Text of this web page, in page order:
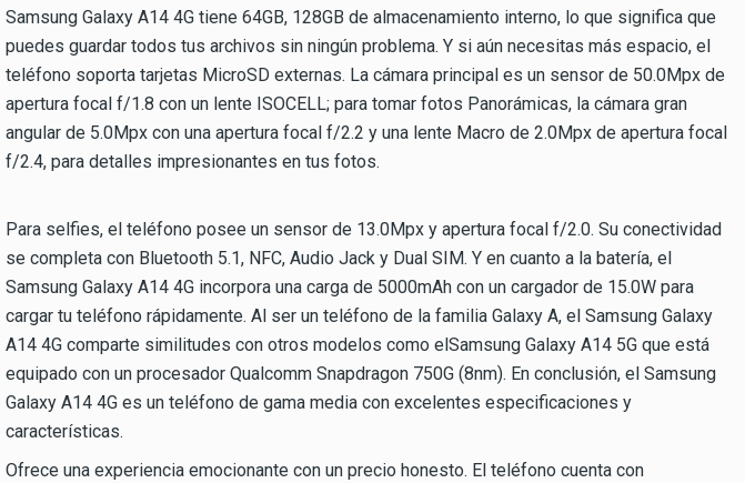
Samsung Galaxy A14 4G tiene 64GB, 128GB de almacenamiento interno, lo que significa que
puedes guardar todos tus archivos sin ningún problema. Y si aún necesitas más espacio, el
teléfono soporta tarjetas MicroSD externas. La cámara principal es un sensor de 50.0Mpx de
apertura focal f/1.8 con un lente ISOCELL; para tomar fotos Panorámicas, la cámara gran
angular de 5.0Mpx con una apertura focal f/2.2 y una lente Macro de 2.0Mpx de apertura focal
f/2.4, para detalles impresionantes en tus fotos.
Para selfies, el teléfono posee un sensor de 13.0Mpx y apertura focal f/2.0. Su conectividad
se completa con Bluetooth 5.1, NFC, Audio Jack y Dual SIM. Y en cuanto a la batería, el
Samsung Galaxy A14 4G incorpora una carga de 5000mAh con un cargador de 15.0W para
cargar tu teléfono rápidamente. Al ser un teléfono de la familia Galaxy A, el Samsung Galaxy
A14 4G comparte similitudes con otros modelos como elSamsung Galaxy A14 5G que está
equipado con un procesador Qualcomm Snapdragon 750G (8nm). En conclusión, el Samsung
Galaxy A14 4G es un teléfono de gama media con excelentes especificaciones y
características.
Ofrece una experiencia emocionante con un precio honesto. El teléfono cuenta con